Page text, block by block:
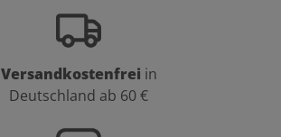
Versandkostenfrei in
Deutschland ab 60 €